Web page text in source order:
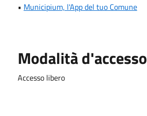
• Municipium, l'App del tuo Comune
Modalità d'accesso
Accesso libero